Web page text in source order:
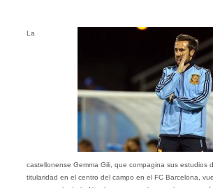
La
castellonense Gemma Gili, que compagina sus estudios
titularidad en el centro del campo en el FC Barcelona,